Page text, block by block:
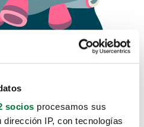
socios procesamos sus
IP, con tecnologías